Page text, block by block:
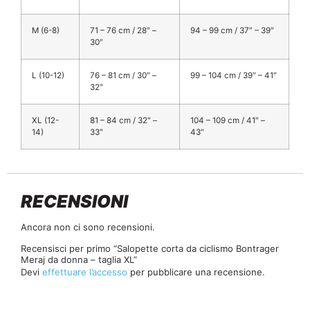
M (6-8)
71 – 76 cm / 28″ –
30″
94 – 99 cm / 37″ – 39″
L (10-12)
76 – 81 cm / 30″ –
32″
99 – 104 cm / 39″ – 41″
XL (12-
14)
81 – 84 cm / 32″ –
33″
104 – 109 cm / 41″ –
43″
RECENSIONI
Ancora non ci sono recensioni.
Recensisci per primo “Salopette corta da ciclismo Bontrager
Meraj da donna – taglia XL”
Devi effettuare l’accesso per pubblicare una recensione.